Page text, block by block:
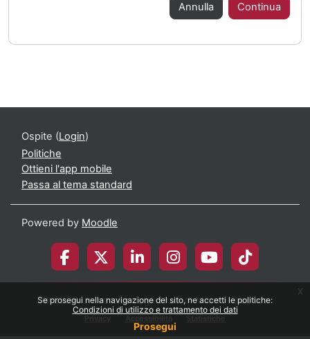
Se prosegui nella navigazione del sito, ne accetti le politiche:
Condizioni di utilizzo e trattamento dei dati
Prosegui
x
Annulla Continua
Ospite (Login)
Politiche
Ottieni l'app mobile
Passa al tema standard
Powered by Moodle
© 2026 Università degli Studi di Milano-Bicocca